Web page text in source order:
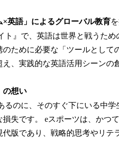
×英語」によるグローバル教育
』で、英語は世界と戦うため
ために必要な「ツールとして
、実践的な英語活用シーンの
の想い
るのに、そのすぐ下にいる中学
失です。 eスポーツは、かつ
代版であり、戦略的思考やリテ